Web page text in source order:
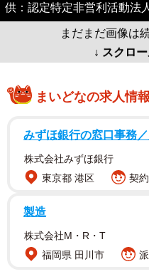
供：認定特定非営利活動法
まだまだ画像は
↓ スクロ
まいどなの求人情報
みずほ銀行の窓口事務
株式会社みずほ銀行
東京都 港区
契
製造
株式会社M・R・T
福岡県 田川市